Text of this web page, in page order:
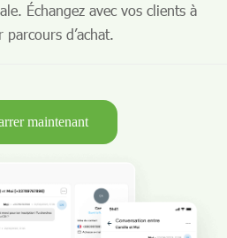
Échangez avec vos clients à
d’achat.
maintenant